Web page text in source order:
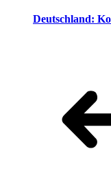
Deutschland: